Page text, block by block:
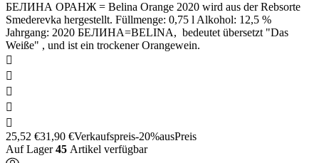
БЕЛИНА ОРАНЖ = Belina Orange 2020 wird aus der Rebsorte
Smederevka hergestellt. Füllmenge: 0,75 l Alkohol: 12,5 %
Jahrgang: 2020 БЕЛИНА=BELINA, bedeutet übersetzt "Das
Weiße" , und ist ein trockener Orangewein.





25,52 €31,90 €Verkaufspreis-20%ausPreis
Auf Lager45 Artikel verfügbar